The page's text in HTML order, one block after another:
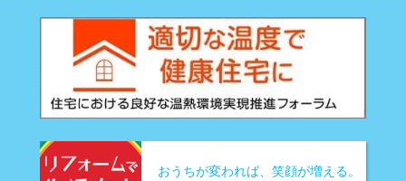
おうちが変われば、笑顔が増える。